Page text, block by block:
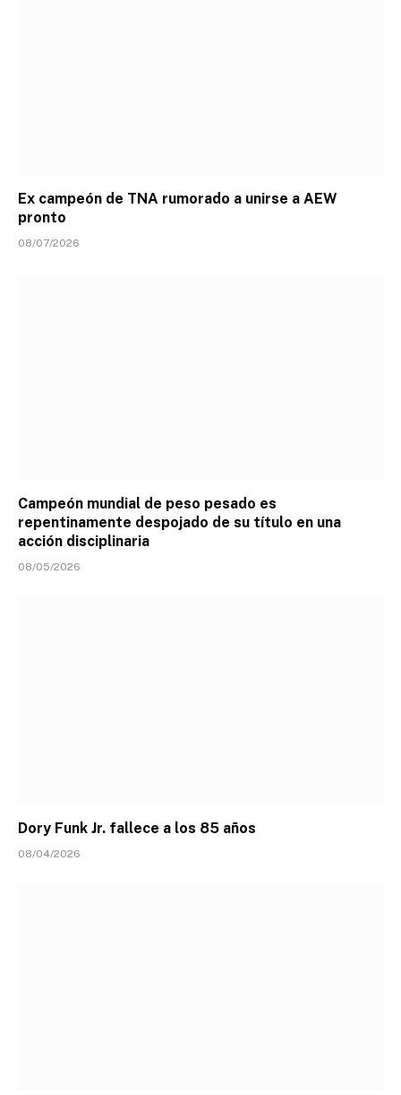
Ex campeón de TNA rumorado a unirse a AEW
pronto
08/07/2026
Campeón mundial de peso pesado es
repentinamente despojado de su título en una
acción disciplinaria
08/05/2026
Dory Funk Jr. fallece a los 85 años
08/04/2026